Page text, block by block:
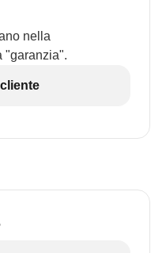
nella
"garanzia".